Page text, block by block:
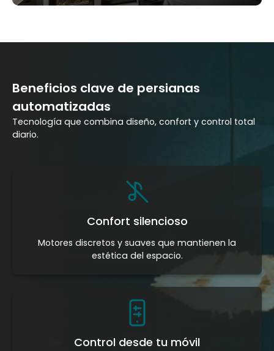
Beneficios clave de persianas
automatizadas
Tecnología que combina diseño, confort y control total
diario.
Confort silencioso
Motores discretos y suaves que mantienen la
estética del espacio.
Control desde tu móvil